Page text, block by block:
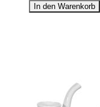
In den Warenkorb